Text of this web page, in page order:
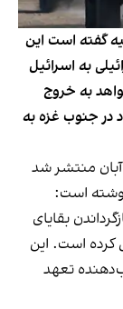
ترکیه‌ گفته است این
به اسرائیل
به خروج
در جنوب غزه به
شبکه ۱۲ اسرائیل در این گزارش که یکشنبه ۱۸ آبان منتشر شد
نوشته است:
بقایای
از ۱۱ سال تسهیل کرده است. این
تعهد